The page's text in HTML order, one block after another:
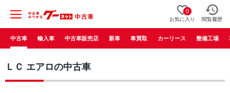
0
お気に入り 閲覧履歴
中古車 輸入車 中古車販売店 新車 車買取 カーリース 整備工場
ＬＣ エアロの中古車